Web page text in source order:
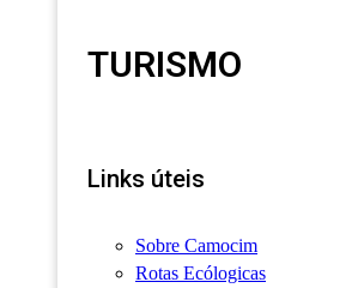
TURISMO
Links úteis
Sobre Camocim
Rotas Ecólogicas